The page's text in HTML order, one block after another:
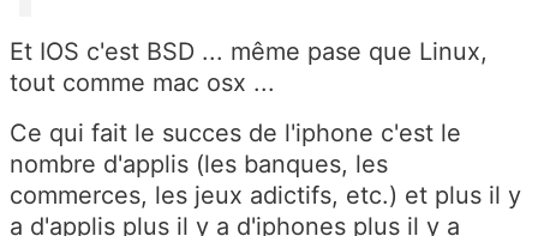
Et IOS c'est BSD ... même pase que Linux,
tout comme mac osx ...
Ce qui fait le succes de l'iphone c'est le
nombre d'applis (les banques, les
commerces, les jeux adictifs, etc.) et plus il y
a d'applis plus il y a d'iphones plus il y a